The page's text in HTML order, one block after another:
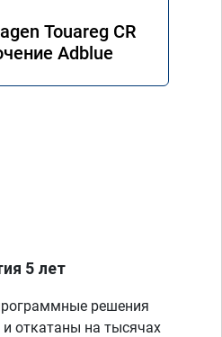
Touareg CR
Adblue
5 лет
решения
откатаны на тысячах